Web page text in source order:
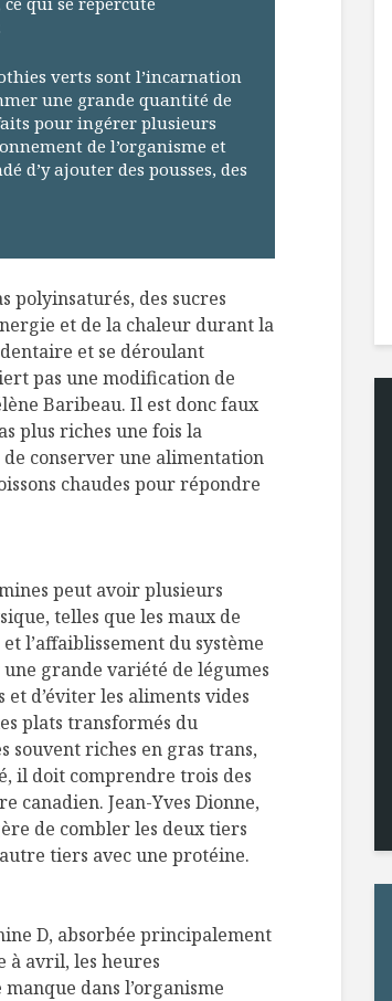
verts sont l’incarnation
une grande quantité de
pour ingérer plusieurs
de l’organisme et
d’y ajouter des pousses, des
polyinsaturés, des sucres
et de la chaleur durant la
et se déroulant
pas une modification de
Baribeau. Il est donc faux
plus riches une fois la
conserver une alimentation
chaudes pour répondre
peut avoir plusieurs
telles que les maux de
l’affaiblissement du système
grande variété de légumes
d’éviter les aliments vides
plats transformés du
souvent riches en gras trans,
il doit comprendre trois des
canadien. Jean-Yves Dionne,
de combler les deux tiers
tiers avec une protéine.
D, absorbée principalement
à avril, les heures
dans l’organisme
Huot et Chef
allient
de-l’Est
durant le
des Fêtes
baigne dans
de Caméline
Chantal Van
Les
insectes s’apprêtent
10 aliments riches en
vitamine D